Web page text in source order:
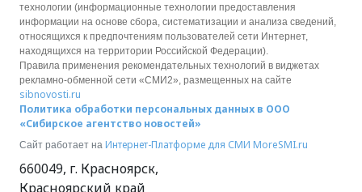
технологии (информационные технологии предоставления
информации на основе сбора, систематизации и анализа сведений,
относящихся к предпочтениям пользователей сети Интернет,
находящихся на территории Российской Федерации).
Правила применения рекомендательных технологий в виджетах
рекламно-обменной сети «СМИ2», размещенных на сайте
sibnovosti.ru
Политика обработки персональных данных в ООО
«Сибирское агентство новостей»
Сайт работает на Интернет-Платформе для СМИ MoreSMI.ru
660049, г. Красноярск,
Красноярский край